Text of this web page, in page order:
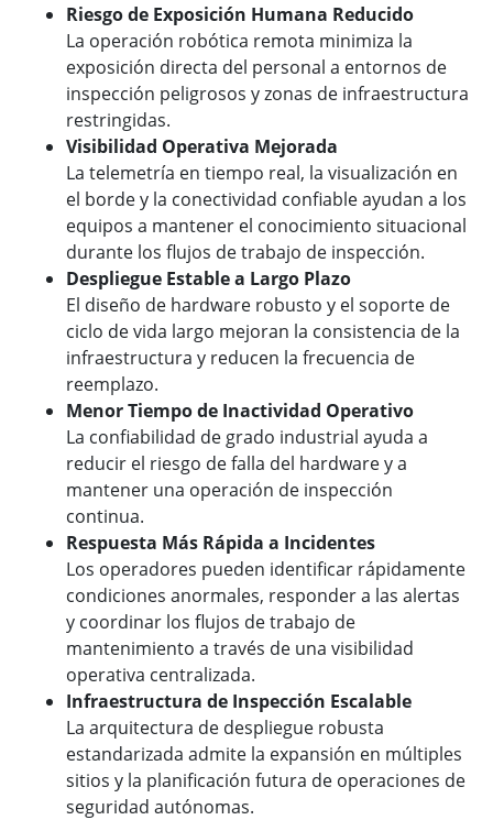
Riesgo de Exposición Humana Reducido
La operación robótica remota minimiza la
exposición directa del personal a entornos de
inspección peligrosos y zonas de infraestructura
restringidas.
Visibilidad Operativa Mejorada
La telemetría en tiempo real, la visualización en
el borde y la conectividad confiable ayudan a los
equipos a mantener el conocimiento situacional
durante los flujos de trabajo de inspección.
Despliegue Estable a Largo Plazo
El diseño de hardware robusto y el soporte de
ciclo de vida largo mejoran la consistencia de la
infraestructura y reducen la frecuencia de
reemplazo.
Menor Tiempo de Inactividad Operativo
La confiabilidad de grado industrial ayuda a
reducir el riesgo de falla del hardware y a
mantener una operación de inspección
continua.
Respuesta Más Rápida a Incidentes
Los operadores pueden identificar rápidamente
condiciones anormales, responder a las alertas
y coordinar los flujos de trabajo de
mantenimiento a través de una visibilidad
operativa centralizada.
Infraestructura de Inspección Escalable
La arquitectura de despliegue robusta
estandarizada admite la expansión en múltiples
sitios y la planificación futura de operaciones de
seguridad autónomas.